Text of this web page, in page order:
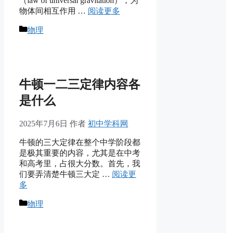
物体间相互作用 … 阅读更多
分
物理
牛顿一二三定律内容各
是什么
2025年7月6日 作者 初中学科网
牛顿的三大定律在整个中学阶段都
是极其重要的内容，尤其是在中考
和高考里，占很大分数。首先，我
们要弄清楚牛顿三大定 … 阅读更
多
分
物理